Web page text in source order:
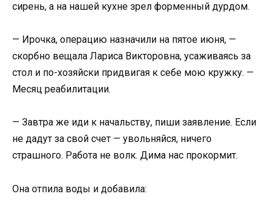
сирень, а на нашей кухне зрел форменный дурдом.
— Ирочка, операцию назначили на пятое июня, —
скорбно вещала Лариса Викторовна, усаживаясь за
стол и по-хозяйски придвигая к себе мою кружку. —
Месяц реабилитации.
— Завтра же иди к начальству, пиши заявление. Если
не дадут за свой счет — увольняйся, ничего
страшного. Работа не волк. Дима нас прокормит.
Она отпила воды и добавила: